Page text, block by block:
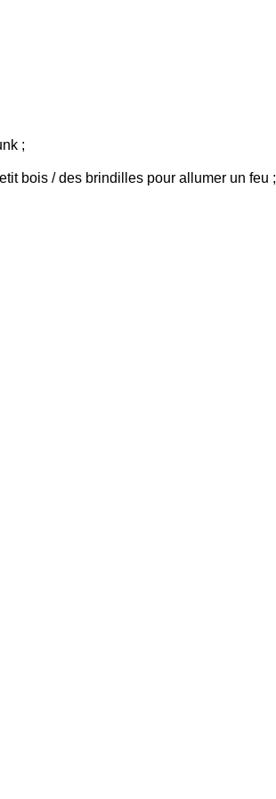
;
bois / des brindilles pour allumer un feu ;